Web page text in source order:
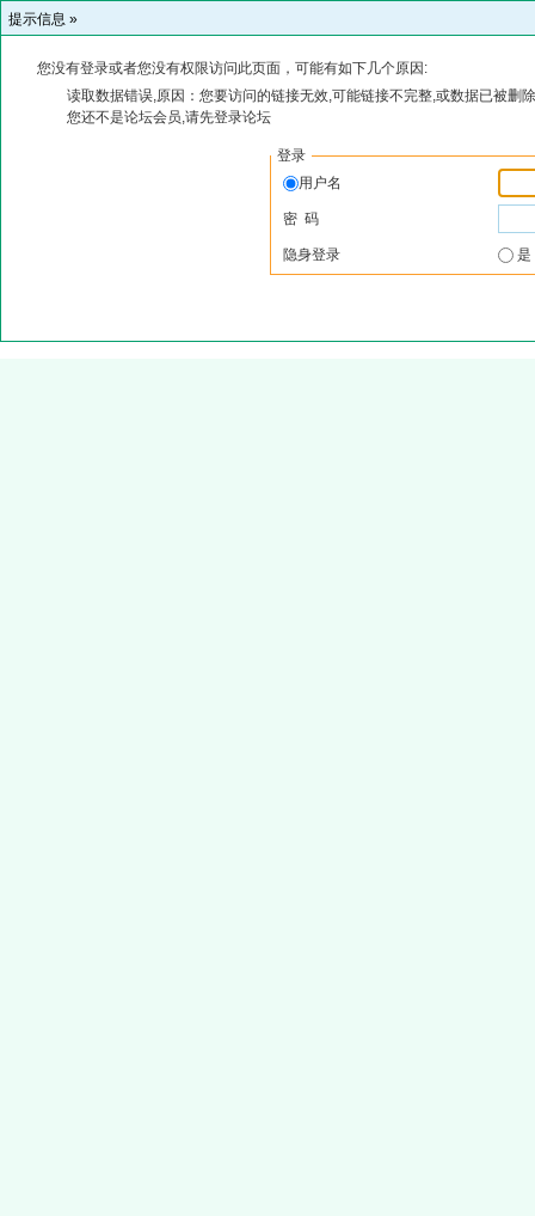
提示信息 »
您没有登录或者您没有权限访问此页面，可能有如下几个原因:
读取数据错误,原因：您要访问的链接无效,可能链接不完整,或数据已被删
您还不是论坛会员,请先登录论坛
登录
用户名
密 码
隐身登录